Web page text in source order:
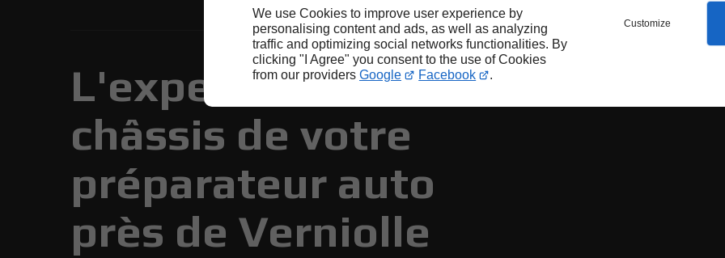
We use Cookies to improve user experience by
personalising content and ads, as well as analyzing
traffic and optimizing social networks functionalities. By
clicking "I Agree" you consent to the use of Cookies
from our providers Google Facebook .
Customize
L'expertise
châssis de votre
préparateur auto
près de Verniolle